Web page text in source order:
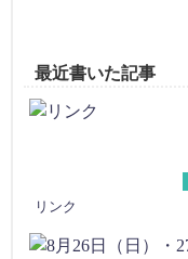
最近書いた記事
リンク